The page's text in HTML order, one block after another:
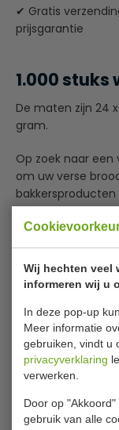
Wij hechten veel
informeren wij u
In deze pop-up
Meer informatie
gebruiken, vindt u
privacyverklaring
verwerken.
Door op
gebruik van alle
✔ Gratis
prijsgarantie
1.000
De maten zijn 24
gram.
Op zoek naar
om uw verse
witte papieren
om aan al uw
Onze
gerecycled
blijven. Dit
met vertrouwen
dat u zich
textuur verliezen.
Onze witte
voor brood, maar
Specificaties
Model
Afmeting H x B x
Aantal
Materiaal